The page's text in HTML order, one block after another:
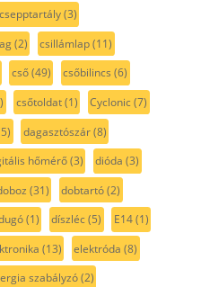
csepptartály(3)
(2) csillámlap(11)
cső(49) csőbilincs (6)
csőtoldat(1) Cyclonic(7)
dagasztószár(8)
hőmérő(3) dióda (3)
(31) dobtartó(2)
(1) díszléc(5) E14(1)
(13) elektróda (8)
szabályzó(2)